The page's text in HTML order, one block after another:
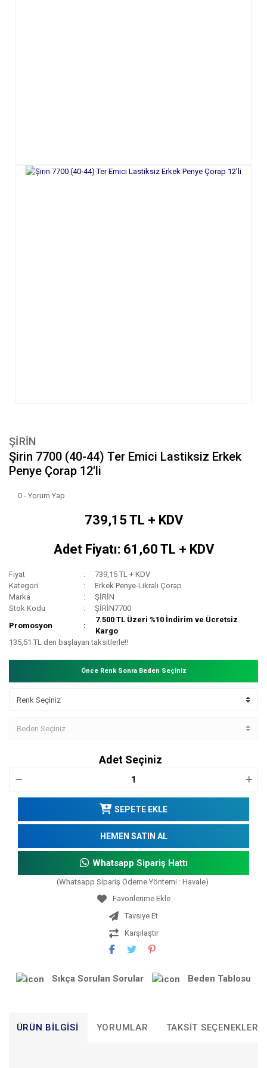
ŞİRİN
Şirin 7700 (40-44) Ter Emici Lastiksiz Erkek
Penye Çorap 12'li
0 - Yorum Yap
739,15 TL + KDV
Adet Fiyatı: 61,60 TL + KDV
Fiyat
739,15 TL + KDV
Kategori
Erkek Penye-Likralı Çorap
Marka
ŞİRİN
Stok Kodu
ŞİRİN7700
Promosyon
7.500 TL Üzeri %10 İndirim ve Ücretsiz
Kargo
135,51 TL den başlayan taksitlerle!!
Önce Renk Sonra Beden Seçiniz
Adet Seçiniz
SEPETE EKLE
HEMEN SATIN AL
Whatsapp Sipariş Hattı
(Whatsapp Sipariş Ödeme Yöntemi : Havale)
Tavsiye Et
Karşılaştır
Sıkça Sorulan Sorular Beden Tablosu
ÜRÜN BILGISI YORUMLAR TAKSIT SEÇENEKLERI